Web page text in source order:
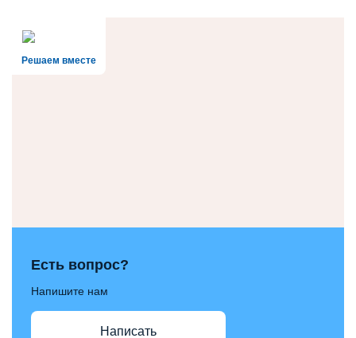
Решаем вместе
Есть вопрос?
Напишите нам
Написать